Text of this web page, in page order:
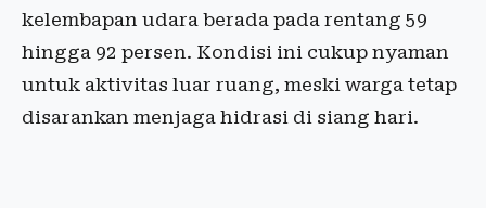
kelembapan udara berada pada rentang 59
hingga 92 persen. Kondisi ini cukup nyaman
untuk aktivitas luar ruang, meski warga tetap
disarankan menjaga hidrasi di siang hari.